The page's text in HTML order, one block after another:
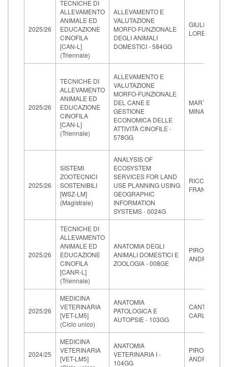
2025/26
TECNICHE DI
ALLEVAMENTO
ANIMALE ED
EDUCAZIONE
CINOFILA
[CAN-L]
(Triennale)
ALLEVAMENTO E
VALUTAZIONE
MORFO-FUNZIONALE
DEGLI ANIMALI
DOMESTICI - 584GG
GIULIOTTI
LORELLA
2025/26
TECNICHE DI
ALLEVAMENTO
ANIMALE ED
EDUCAZIONE
CINOFILA
[CAN-L]
(Triennale)
ALLEVAMENTO E
VALUTAZIONE
MORFO-FUNZIONALE
DEL CANE E
GESTIONE
ECONOMICA DELLE
ATTIVITÀ CINOFILE -
578GG
MARTINI
MINA
2025/26
SISTEMI
ZOOTECNICI
SOSTENIBILI
[WSZ-LM]
(Magistrale)
ANALYSIS OF
ECOSYSTEM
SERVICES FOR LAND
USE PLANNING USING
GEOGRAPHIC
INFORMATION
SYSTEMS - 0024G
RICCIOLI
FRANCESCO
2025/26
TECNICHE DI
ALLEVAMENTO
ANIMALE ED
EDUCAZIONE
CINOFILA
[CANR-L]
(Triennale)
ANATOMIA DEGLI
ANIMALI DOMESTICI E
ZOOLOGIA - 008GE
PIRONE
ANDREA
2025/26
MEDICINA
VETERINARIA
[VET-LM5]
(Ciclo unico)
ANATOMIA
PATOLOGICA E
AUTOPSIE - 103GG
CANTILE
CARLO
2024/25
MEDICINA
VETERINARIA
[VET-LM5]
ANATOMIA
VETERINARIA I -
104GG
PIRONE
ANDREA